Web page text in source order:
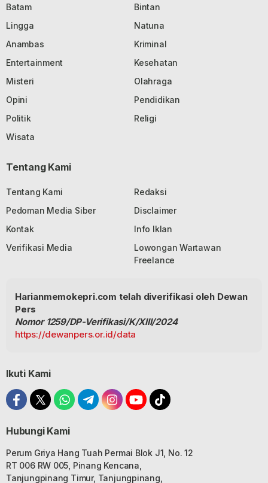
Batam
Bintan
Lingga
Natuna
Anambas
Kriminal
Entertainment
Kesehatan
Misteri
Olahraga
Opini
Pendidikan
Politik
Religi
Wisata
Tentang Kami
Tentang Kami
Redaksi
Pedoman Media Siber
Disclaimer
Kontak
Info Iklan
Verifikasi Media
Lowongan Wartawan
Freelance
Harianmemokepri.com telah diverifikasi oleh Dewan
Pers
Nomor 1259/DP-Verifikasi/K/XIII/2024
https://dewanpers.or.id/data
Ikuti Kami
Hubungi Kami
Perum Griya Hang Tuah Permai Blok J1, No. 12
RT 006 RW 005, Pinang Kencana,
Tanjungpinang Timur, Tanjungpinang,